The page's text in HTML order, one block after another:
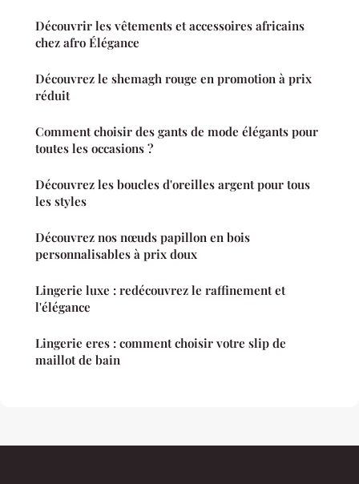
Découvrir les vêtements et accessoires africains
chez afro Élégance
Découvrez le shemagh rouge en promotion à prix
réduit
Comment choisir des gants de mode élégants pour
toutes les occasions ?
Découvrez les boucles d'oreilles argent pour tous
les styles
Découvrez nos nœuds papillon en bois
personnalisables à prix doux
Lingerie luxe : redécouvrez le raffinement et
l'élégance
Lingerie eres : comment choisir votre slip de
maillot de bain